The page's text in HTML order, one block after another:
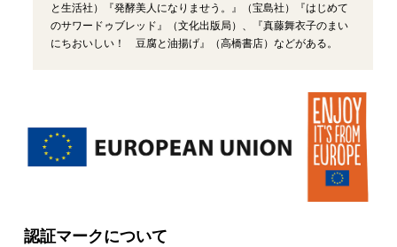
と生活社）『発酵美人になりませう。』（宝島社）『はじめて
のサワードゥブレッド』（文化出版局）、『真藤舞衣子のまい
にちおいしい！ 豆腐と油揚げ』（高橋書店）などがある。
認証マークについて